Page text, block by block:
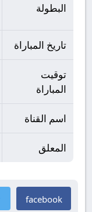
البطولة
تاريخ المباراة
توقيت
المباراة
اسم القناة
المعلق
facebook